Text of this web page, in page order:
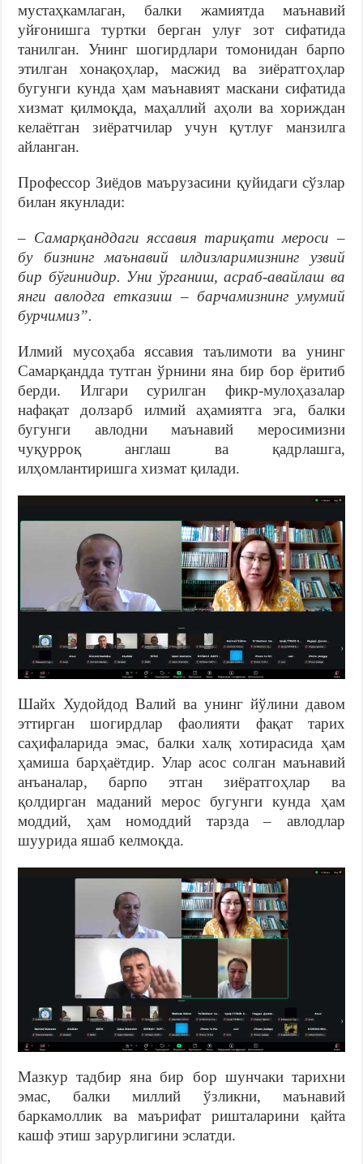
мустаҳкамлаган, балки жамиятда маънавий
уйғонишга туртки берган улуғ зот сифатида
танилган. Унинг шогирдлари томонидан барпо
этилган хонақоҳлар, масжид ва зиёратгоҳлар
бугунги кунда ҳам маънавият маскани сифатида
хизмат қилмоқда, маҳаллий аҳоли ва хориждан
келаётган зиёратчилар учун қутлуғ манзилга
айланган.
Профессор Зиёдов маърузасини қуйидаги сўзлар
билан якунлади:
– Самарқанддаги яссавия тариқати мероси –
бу бизнинг маънавий илдизларимизнинг узвий
бир бўғинидир. Уни ўрганиш, асраб-авайлаш ва
янги авлодга етказиш – барчамизнинг умумий
бурчимиз”.
Илмий мусоҳаба яссавия таълимоти ва унинг
Самарқандда тутган ўрнини яна бир бор ёритиб
берди. Илгари сурилган фикр-мулоҳазалар
нафақат долзарб илмий аҳамиятга эга, балки
бугунги авлодни маънавий меросимизни
чуқурроқ англаш ва қадрлашга,
илҳомлантиришга хизмат қилади.
Шайх Худойдод Валий ва унинг йўлини давом
эттирган шогирдлар фаолияти фақат тарих
саҳифаларида эмас, балки халқ хотирасида ҳам
ҳамиша барҳаётдир. Улар асос солган маънавий
анъаналар, барпо этган зиёратгоҳлар ва
қолдирган маданий мерос бугунги кунда ҳам
моддий, ҳам номоддий тарзда – авлодлар
шуурида яшаб келмоқда.
Мазкур тадбир яна бир бор шунчаки тарихни
эмас, балки миллий ўзликни, маънавий
баркамоллик ва маърифат ришталарини қайта
кашф этиш зарурлигини эслатди.